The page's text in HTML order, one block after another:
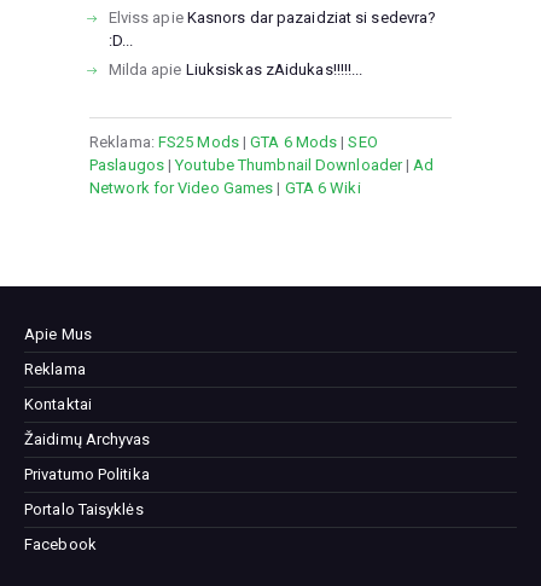
Elviss apie Kasnors dar pazaidziat si sedevra?
:D...
Milda apie Liuksiskas zAidukas!!!!!...
Reklama: FS25 Mods|GTA 6 Mods |SEO
Paslaugos|Youtube Thumbnail Downloader| Ad
Network for Video Games | GTA 6 Wiki
Apie Mus
Reklama
Kontaktai
Žaidimų Archyvas
Privatumo Politika
Portalo Taisyklės
Facebook